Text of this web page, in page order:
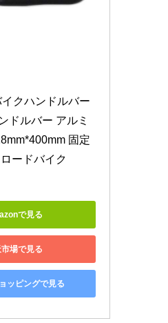
クハンドルバー
ドルバー アルミ
固定
ードバイク
で見る
場で見る
ッピングで見る